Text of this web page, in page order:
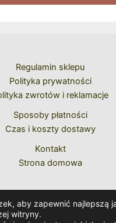
Kolejne Zakupy
Regulamin sklepu
Polityka prywatności
zwrotów i reklamacje
Sposoby płatności
Czas i koszty dostawy
Kontakt
Strona domowa
aby zapewnić najlepszą
witryny.